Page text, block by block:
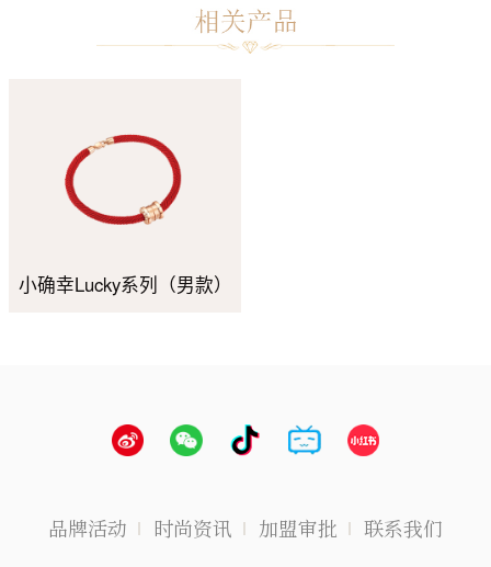
小确幸Lucky系列（男款）
品牌活动 时尚资讯 加盟审批 联系我们